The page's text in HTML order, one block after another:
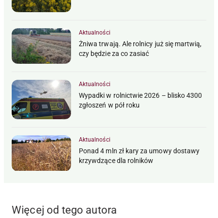
Aktualności
Żniwa trwają. Ale rolnicy już się martwią,
czy będzie za co zasiać
Aktualności
Wypadki w rolnictwie 2026 – blisko 4300
zgłoszeń w pół roku
Aktualności
Ponad 4 mln zł kary za umowy dostawy
krzywdzące dla rolników
Więcej od tego autora